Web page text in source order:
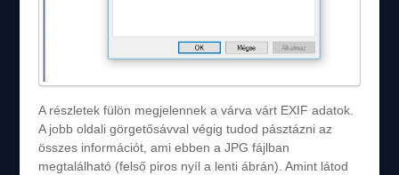
A részletek fülön megjelennek a várva várt EXIF adatok.
A jobb oldali görgetősávval végig tudod pásztázni az
összes információt, ami ebben a JPG fájlban
megtalálható (felső piros nyíl a lenti ábrán). Amint látod